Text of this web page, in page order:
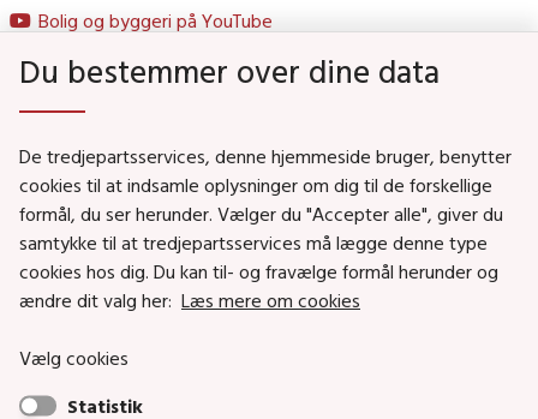
Bolig og byggeri på YouTube
Social- og Boligministeriet
Job i Social- og Boligstyrelsen
Puljer og tilskud
Nyhedsbreve
Social- og Boligstyrelsens nyheder som RSS feed
Du bestemmer over dine data
De tredjepartsservices, denne hjemmeside bruger, benytter
cookies til at indsamle oplysninger om dig til de forskellige
formål, du ser herunder. Vælger du "Accepter alle", giver du
samtykke til at tredjepartsservices må lægge denne type
cookies hos dig. Du kan til- og fravælge formål herunder og
ændre dit valg her: Læs mere om cookies
Vælg cookies
Statistik